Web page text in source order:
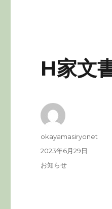
H家文
投
okayamasiryonet
投
稿
2023年6月29日
カ
お知らせ